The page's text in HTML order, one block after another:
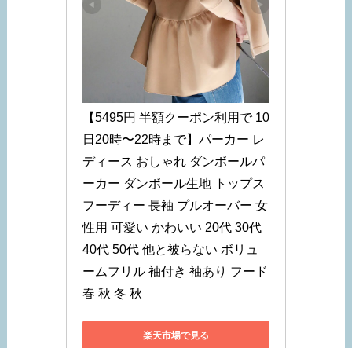
【5495円 半額クーポン利用で 10
日20時〜22時まで】パーカー レ
ディース おしゃれ ダンボールパ
ーカー ダンボール生地 トップス
フーディー 長袖 プルオーバー 女
性用 可愛い かわいい 20代 30代
40代 50代 他と被らない ボリュ
ームフリル 袖付き 袖あり フード
春 秋 冬 秋
楽天市場で見る